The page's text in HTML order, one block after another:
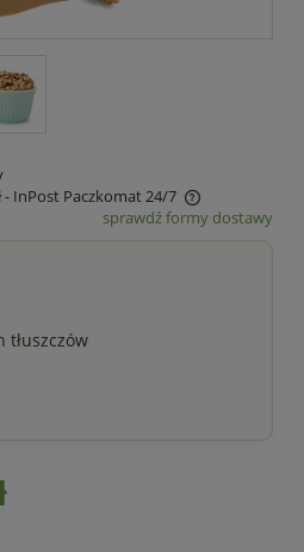
- InPost Paczkomat 24/7
kosztów płatności
sprawdź formy dostawy
tłuszczów